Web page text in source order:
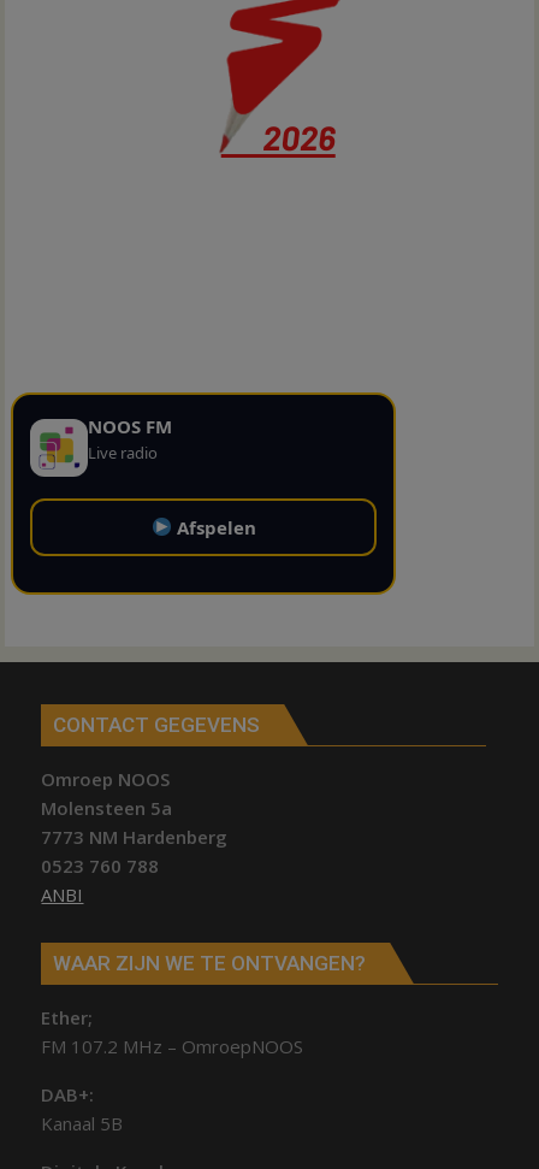
NOOS FM
Live radio
Afspelen
CONTACT GEGEVENS
Omroep NOOS
Molensteen 5a
7773 NM Hardenberg
0523 760 788
ANBI
WAAR ZIJN WE TE ONTVANGEN?
Ether;
FM 107.2 MHz – OmroepNOOS
DAB+:
Kanaal 5B